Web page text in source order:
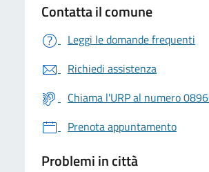
Contatta il comune
Leggi le domande frequenti
Richiedi assistenza
Chiama l'URP al numero
Prenota appuntamento
Problemi in città